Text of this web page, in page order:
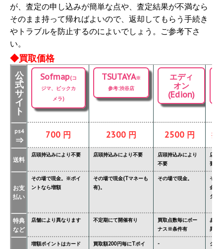
が、査定の申し込みが簡単な点や、査定結果が不満なら
そのまま持って帰ればよいので、返却してもらう手続き
やトラブルを防止するのによいでしょう。ご参考下さ
い。
◆買取価格
公
式
サ
イ
ト
Sofmap(コ
ジマ、ビックカ
メラ)
TSUTAYA※
参考:渋谷店
エディ
オン
(Edion)
ps4
⇒ 700 円 2300 円 2500 円 掲
送料
店頭持込みにより不要 店頭持込みにより不要
店頭持込みにより
不要
店頭
要
お支
払い
その場で現金。※ポイ
ントなら増額
その場で現金(Tマネーも
有)。
その場で現金。
その
金額
ター'
特典
など
店舗により異なります 不定期にて開催有り
買取点数毎にボー
ナス※条件有
あり
異な
増額ポイントはカード
買取額200円毎にTポイ
-
ジョ